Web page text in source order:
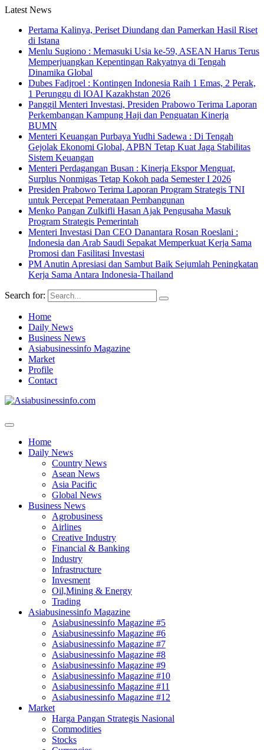
Latest News
Pertama Kalinya, Periset Diundang dan Pamerkan Hasil Riset
di Istana
Menlu Sugiono : Memasuki Usia ke-59, ASEAN Harus Terus
Memperjuangkan Kepentingan Rakyatnya di Tengah
Dinamika Global
Dubes Fadjroel : Kontingen Indonesia Raih 1 Emas, 2 Perak,
1 Perunggu di IOAI Kazakhstan 2026
Panggil Menteri Investasi, Presiden Prabowo Terima Laporan
Perkembangan Kampung Haji dan Penguatan Kinerja
BUMN
Menteri Keuangan Purbaya Yudhi Sadewa : Di Tengah
Gejolak Ekonomi Global, APBN Tetap Kuat Jaga Stabilitas
Sistem Keuangan
Menteri Perdagangan Busan : Kinerja Ekspor Menguat,
Surplus Nonmigas Tetap Kokoh pada Semester I 2026
Presiden Prabowo Terima Laporan Program Strategis TNI
untuk Percepat Pemerataan Pembangunan
Menko Pangan Zulkifli Hasan Ajak Pengusaha Masuk
Program Strategis Pemerintah
Menteri Investasi Dan CEO Danantara Rosan Roeslani :
Indonesia dan Arab Saudi Sepakat Memperkuat Kerja Sama
Promosi dan Fasilitasi Investasi
PM Anutin Apresiasi dan Sambut Baik Sejumlah Peningkatan
Kerja Sama Antara Indonesia-Thailand
Search for:
Home
Daily News
Business News
Asiabusinessinfo Magazine
Market
Profile
Contact
Home
Daily News
Country News
Asean News
Asia Pacific
Global News
Business News
Agrobusiness
Airlines
Creative Industry
Financial & Banking
Industry
Infrastructure
Invesment
Oil,Mining & Energy
Trading
Asiabusinessinfo Magazine
Asiabusinessinfo Magazine #5
Asiabusinessinfo Magazine #6
Asiabusinessinfo Magazine #7
Asiabusinessinfo Magazine #8
Asiabusinessinfo Magazine #9
Asiabusinessinfo Magazine #10
Asiabusinessinfo Magazine #11
Asiabusinessinfo Magazine #12
Market
Harga Pangan Strategis Nasional
Commodities
Stocks